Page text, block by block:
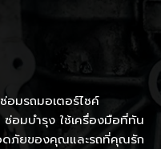
อมรถมอเตอร์ไซค์
อมบำรุง ใช้เครื่องมือที่ทัน
ดภัยของคุณและรถที่คุณรัก